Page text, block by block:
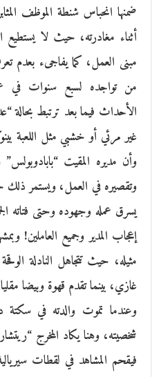
ضمنها انحباس شنطة الموظف
أثناء مغادرته، حيث لا
مبنى العمل، كما يفاجىء بعدم
من تواجده لسبع سنوات في
الأحداث فيما بعد ترتبط بحالة
غير مرئي أو خشبي مثل اللعبة
وأن مديره المقيت
وتقصيره في العمل، ويستمر ذلك
يسرق عمله وجهوده وحتى فتاته
إعجاب المدير وجميع العاملين!
مثيله، حيث تتجاهل النادلة
غازي، بينما تقدم قهوة وبيضا مقليا
وعندما تموت والدته في سكتة
شخصيته، وهنا يكاد المخرج
فيقحم المشاهد في لقطات